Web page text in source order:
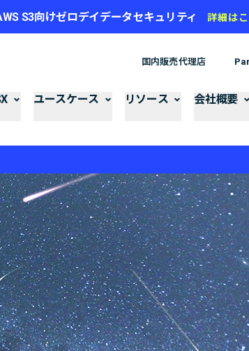
S3向けゼロデイデータセキュリティ 詳細は
国内販売代理店
ユースケース リソース 会社概要